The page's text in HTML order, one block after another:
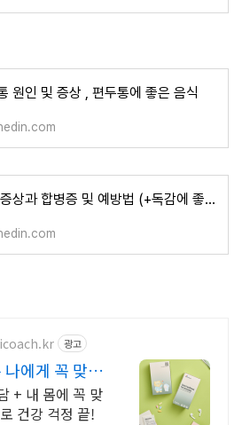
원인 및 증상 , 편두통에 좋은 음식
독감 증상과 합병증 및 예방법 (+독감에 좋은 음식)
광고
에게 꼭 맞는
+ 내 몸에 꼭 맞
는 영양제 구독' 으로 건강 걱정 끝!